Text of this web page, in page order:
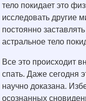
тело покидает это
исследовать другие
постоянно
астральное тело
Все это происходит
спать. Даже сегодня
научно доказана.
осознанных